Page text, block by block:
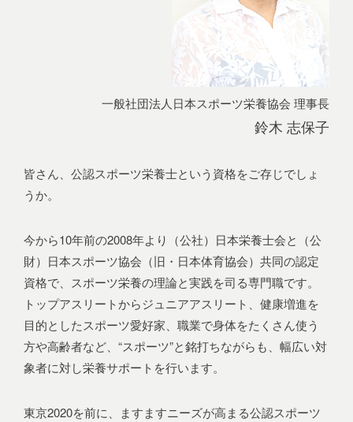
一般社団法人日本スポーツ栄養協会 理事長
鈴木 志保子
皆さん、公認スポーツ栄養士という資格をご存じでしょ
うか。
今から10年前の2008年より（公社）日本栄養士会と（公
財）日本スポーツ協会（旧・日本体育協会）共同の認定
資格で、スポーツ栄養の理論と実践を司る専門職です。
トップアスリートからジュニアアスリート、健康増進を
目的としたスポーツ愛好家、職業で身体をたくさん使う
方や高齢者など、“スポーツ”と銘打ちながらも、幅広い対
象者に対し栄養サポートを行います。
東京2020を前に、ますますニーズが高まる公認スポーツ